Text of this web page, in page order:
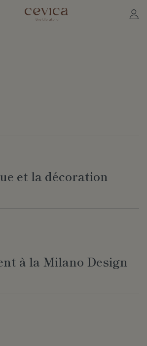
et la décoration
à la Milano Design